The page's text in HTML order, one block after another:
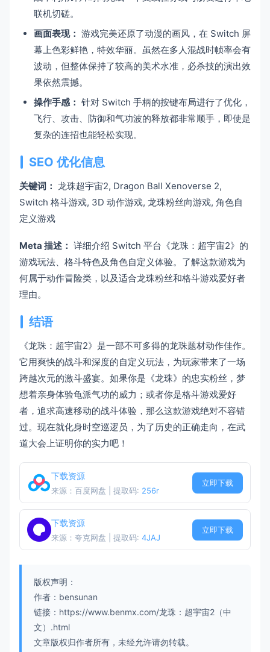
联机切磋。
画面表现： 游戏完美还原了动漫的画风，在 Switch 屏
幕上色彩鲜艳，特效华丽。虽然在多人混战时帧率会有
波动，但整体保持了较高的美术水准，必杀技的演出效
果依然震撼。
操作手感： 针对 Switch 手柄的按键布局进行了优化，
飞行、攻击、防御和气功波的释放都非常顺手，即使是
复杂的连招也能轻松实现。
SEO 优化信息
关键词： 龙珠超宇宙2, Dragon Ball Xenoverse 2,
Switch 格斗游戏, 3D 动作游戏, 龙珠粉丝向游戏, 角色自
定义游戏
Meta 描述： 详细介绍 Switch 平台《龙珠：超宇宙2》的
游戏玩法、格斗特色及角色自定义体验。了解这款游戏为
何属于动作冒险类，以及适合龙珠粉丝和格斗游戏爱好者
理由。
结语
《龙珠：超宇宙2》是一部不可多得的龙珠题材动作佳作。
它用爽快的战斗和深度的自定义玩法，为玩家带来了一场
跨越次元的激斗盛宴。如果你是《龙珠》的忠实粉丝，梦
想着亲身体验龟派气功的威力；或者你是格斗游戏爱好
者，追求高速移动的战斗体验，那么这款游戏绝对不容错
过。现在就化身时空巡逻员，为了历史的正确走向，在武
道大会上证明你的实力吧！
下载资源
来源：百度网盘 | 提取码: 256r
立即下载
下载资源
来源：夸克网盘 | 提取码: 4JAJ
立即下载
版权声明：
作者：bensunan
链接：https://www.benmx.com/龙珠：超宇宙2（中
文）.html
文章版权归作者所有，未经允许请勿转载。